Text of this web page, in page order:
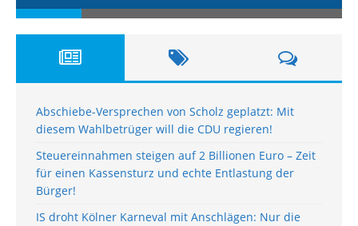
Abschiebe-Versprechen von Scholz geplatzt: Mit
diesem Wahlbetrüger will die CDU regieren!
Steuereinnahmen steigen auf 2 Billionen Euro – Zeit
für einen Kassensturz und echte Entlastung der
Bürger!
IS droht Kölner Karneval mit Anschlägen: Nur die